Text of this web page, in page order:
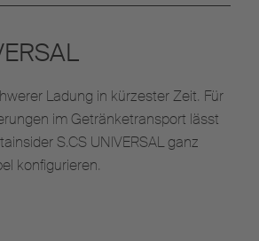
Ladung in kürzester Zeit. Für
im Getränketransport lässt
S.CS UNIVERSAL ganz
konfigurieren.